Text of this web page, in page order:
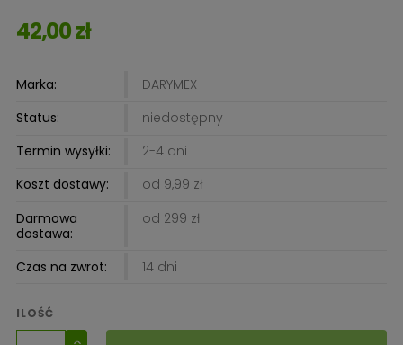
42,00 zł
Marka:
DARYMEX
Status:
niedostępny
Termin wysyłki:
2-4 dni
Koszt dostawy:
od 9,99 zł
Darmowa
dostawa:
od 299 zł
Czas na zwrot: 14 dni
ILOŚĆ